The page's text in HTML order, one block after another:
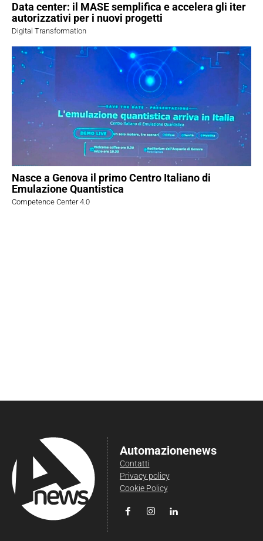
Data center: il MASE semplifica e accelera gli iter
autorizzativi per i nuovi progetti
Digital Transformation
Nasce a Genova il primo Centro Italiano di
Emulazione Quantistica
Competence Center 4.0
Automazionenews
Contatti
Privacy policy
Cookie Policy